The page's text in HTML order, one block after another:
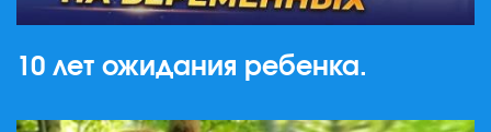
10 лет ожидания ребенка.